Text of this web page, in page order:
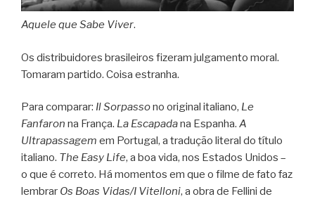
Aquele que Sabe Viver.
Os distribuidores brasileiros fizeram julgamento moral.
Tomaram partido. Coisa estranha.
Para comparar: Il Sorpassono original italiano, Le
Fanfaron na França. La Escapadana Espanha. A
Ultrapassagem em Portugal, a tradução literal do título
italiano. The Easy Life, a boa vida, nos Estados Unidos –
o que é correto. Há momentos em que o filme de fato faz
lembrar Os Boas Vidas/I Vitelloni, a obra de Fellini de